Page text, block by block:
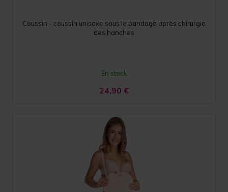
Coussin - coussin unisexe sous le bandage après chirurgie
des hanches
En stock
24,90 €